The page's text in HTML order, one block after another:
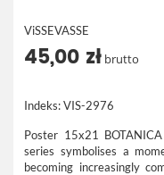
ViSSEVASSE
45,00 zł brutto
Indeks:VIS-2976
Poster 15x21
series symbolises a
becoming increasingly